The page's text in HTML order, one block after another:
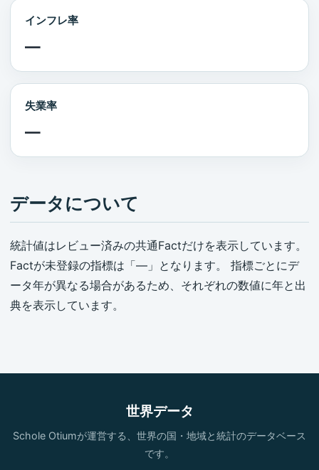
インフレ率
—
失業率
—
データについて
統計値はレビュー済みの共通Factだけを表示しています。
Factが未登録の指標は「—」となります。 指標ごとにデ
ータ年が異なる場合があるため、それぞれの数値に年と出
典を表示しています。
世界データ
Schole Otiumが運営する、世界の国・地域と統計のデータベース
です。